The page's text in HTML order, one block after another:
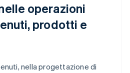
operazioni
prodotti e
nella progettazione di